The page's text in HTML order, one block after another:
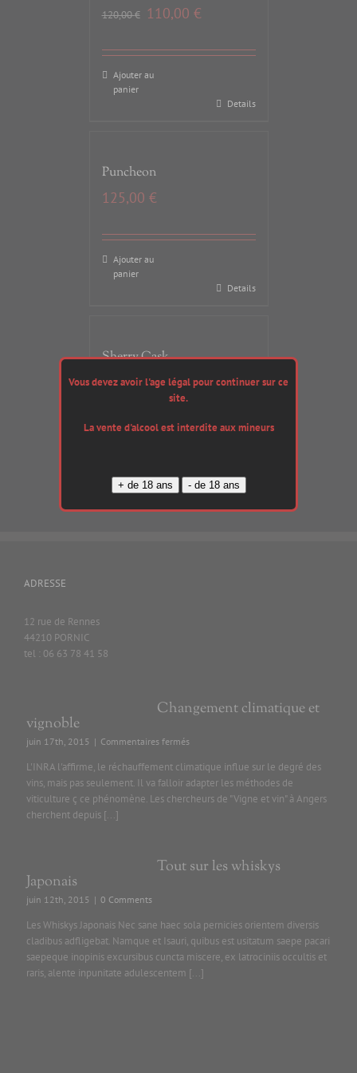
120,00€ 110,00 €
Ajouter au
panier
Details
Puncheon
125,00 €
Ajouter au
panier
Details
Sherry Cask
180,00€
ADRESSE
12 rue de Rennes
44210 PORNIC
tel : 06 63 78 41 58
Changement climatique et
vignoble
juin 17th, 2015 | Commentaires fermés
climatique
et
vignoble
L'INRA l'affirme, le réchauffement climatique influe sur le degré des
vins, mais pas seulement. Il va falloir adapter les méthodes de
viticulture ç ce phénomène. Les chercheurs de "Vigne et vin" à Angers
cherchent depuis [...]
Tout sur les whiskys
Japonais
juin 12th, 2015 | 0 Comments
Les Whiskys Japonais Nec sane haec sola pernicies orientem diversis
cladibus adfligebat. Namque et Isauri, quibus est usitatum saepe pacari
saepeque inopinis excursibus cuncta miscere, ex latrociniis occultis et
raris, alente inpunitate adulescentem [...]
Vous devez avoir l'age légal pour continuer sur ce
site.
La vente d'alcool est interdite aux mineurs